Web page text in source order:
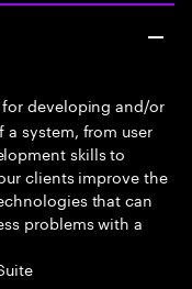
for developing and/or
system, from user
skills to
clients improve the
that can
problems with a